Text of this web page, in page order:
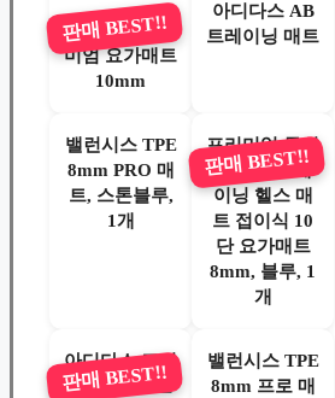
아디다스 프리
미엄 요가매트
10mm
판매 BEST!!
아디다스 AB
트레이닝 매트
밸런시스 TPE
8mm PRO 매
트, 스톤블루,
1개
프리미엄 두꺼
운 TPE 트레
이닝 헬스 매
트 접이식 10
단 요가매트
8mm, 블루, 1
개
판매 BEST!!
아디다스 프리
미엄 NBR 요
판매 BEST!!
밸런시스 TPE
8mm 프로 매